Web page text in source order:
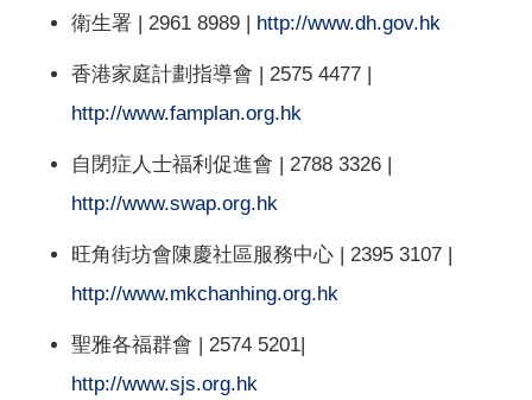
衛生署 | 2961 8989 | http://www.dh.gov.hk
香港家庭計劃指導會 | 2575 4477 |
http://www.famplan.org.hk
自閉症人士福利促進會 | 2788 3326 |
http://www.swap.org.hk
旺角街坊會陳慶社區服務中心 | 2395 3107 |
http://www.mkchanhing.org.hk
聖雅各福群會 | 2574 5201|
http://www.sjs.org.hk